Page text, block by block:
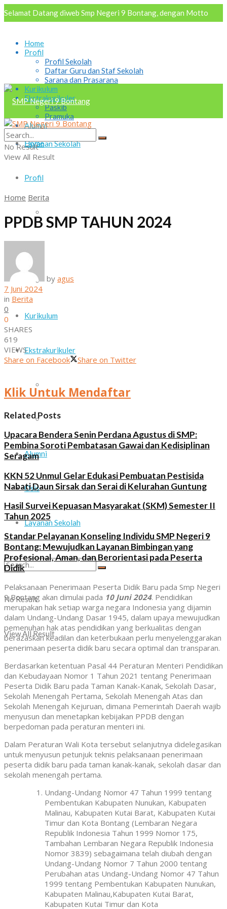
Selamat Datang diweb Smp Negeri 9 Bontang, dengan Motto
Home
Profil
Profil Sekolah
Daftar Guru dan Staf Sekolah
Sarana dan Prasarana
Kurikulum
Ekstrakurikuler
Paskib
Pramuka
Alumni
Osis
Layanan Sekolah
Home
Profil
Sarana dan Prasarana
Kurikulum
Ekstrakurikuler
Pramuka
Alumni
Osis
Layanan Sekolah
No Result
View All Result
No Result
View All Result
Home Berita
PPDB SMP TAHUN 2024
by agus
7 Juni 2024
in Berita
0
0
SHARES
619
VIEWS
Share on Facebook
Share on Twitter
Klik Untuk Mendaftar
Related Posts
Upacara Bendera Senin Perdana Agustus di SMP:
Pembina Soroti Pembatasan Gawai dan Kedisiplinan
Seragam
KKN 52 Unmul Gelar Edukasi Pembuatan Pestisida
Nabati Daun Sirsak dan Serai di Kelurahan Guntung
Hasil Survei Kepuasan Masyarakat (SKM) Semester II
Tahun 2025
Standar Pelayanan Konseling Individu SMP Negeri 9
Bontang: Mewujudkan Layanan Bimbingan yang
Profesional, Aman, dan Berorientasi pada Peserta
Didik
Pelaksanaan Penerimaan Peserta Didik Baru pada Smp Negeri
9 Bontang akan dimulai pada 10 Juni 2024. Pendidikan
merupakan hak setiap warga negara Indonesia yang dijamin
dalam Undang-Undang Dasar 1945, dalam upaya mewujudkan
pemenuhan hak atas pendidikan yang berkualitas dengan
berazaskan keadilan dan keterbukaan perlu menyelenggarakan
penerimaan peserta didik baru secara optimal dan transparan.
Berdasarkan ketentuan Pasal 44 Peraturan Menteri Pendidikan
dan Kebudayaan Nomor 1 Tahun 2021 tentang Penerimaan
Peserta Didik Baru pada Taman Kanak-Kanak, Sekolah Dasar,
Sekolah Menengah Pertama, Sekolah Menengah Atas dan
Sekolah Menengah Kejuruan, dimana Pemerintah Daerah wajib
menyusun dan menetapkan kebijakan PPDB dengan
berpedoman pada peraturan menteri ini.
Dalam Peraturan Wali Kota tersebut selanjutnya didelegasikan
untuk menyusun petunjuk teknis pelaksanaan penerimaan
peserta didik baru pada taman kanak-kanak, sekolah dasar dan
sekolah menengah pertama.
Undang-Undang Nomor 47 Tahun 1999 tentang
Pembentukan Kabupaten Nunukan, Kabupaten
Malinau, Kabupaten Kutai Barat, Kabupaten Kutai
Timur dan Kota Bontang (Lembaran Negara
Republik Indonesia Tahun 1999 Nomor 175,
Tambahan Lembaran Negara Republik Indonesia
Nomor 3839) sebagaimana telah diubah dengan
Undang-Undang Nomor 7 Tahun 2000 tentang
Perubahan atas Undang-Undang Nomor 47 Tahun
1999 tentang Pembentukan Kabupaten Nunukan,
Kabupaten Malinau,Kabupaten Kutai Barat,
Kabupaten Kutai Timur dan Kota